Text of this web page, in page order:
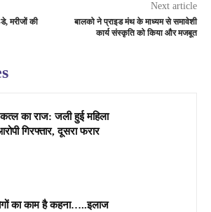
मरीजों की
Next article
बालको ने प्राइड मंथ के माध्यम से समावेशी
कार्य संस्कृति को किया और मजबूत
का राज: जली हुई महिला
गिरफ्तार, दूसरा फरार
का काम है कहना…..इलाज